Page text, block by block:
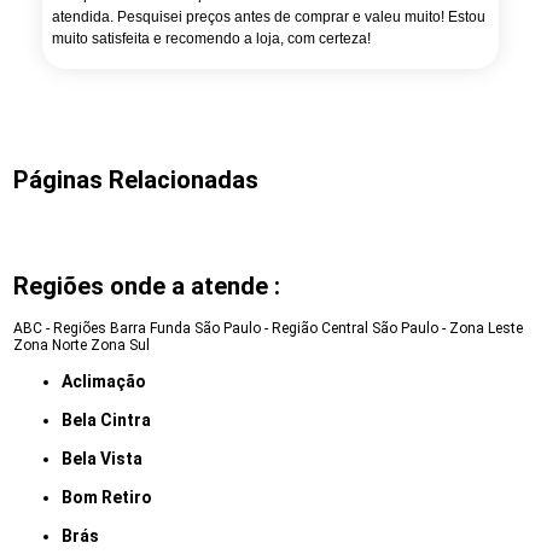
atendida. Pesquisei preços antes de comprar e valeu muito! Estou
muito satisfeita e recomendo a loja, com certeza!
Páginas Relacionadas
Regiões onde a atende :
ABC - Regiões Barra Funda São Paulo - Região Central São Paulo - Zona Leste
Zona Norte Zona Sul
Aclimação
Bela Cintra
Bela Vista
Bom Retiro
Brás